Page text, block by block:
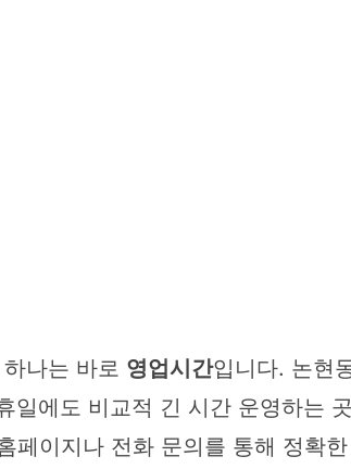
나는 바로 영업시간입니다. 논현
에도 비교적 긴 시간 운영하는
이지나 전화 문의를 통해 정확